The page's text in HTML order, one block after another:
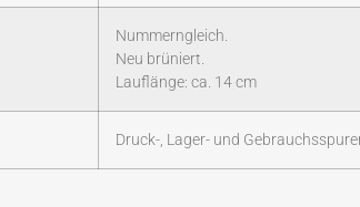
Nummerngleich.
Neu brüniert.
Lauflänge: ca. 14 cm
Druck-, Lager- und